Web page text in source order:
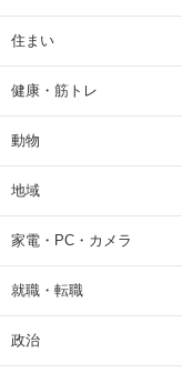
住まい
健康・筋トレ
動物
地域
家電・PC・カメラ
就職・転職
政治